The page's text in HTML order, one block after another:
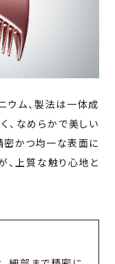
ウム、製法は一体成
、なめらかで美しい
密かつ均一な表面に
、上質な触り心地と